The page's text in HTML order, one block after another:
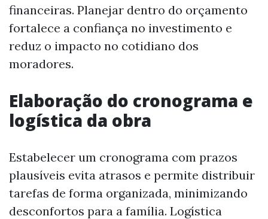
financeiras. Planejar dentro do orçamento
fortalece a confiança no investimento e
reduz o impacto no cotidiano dos
moradores.
Elaboração do cronograma e
logística da obra
Estabelecer um cronograma com prazos
plausíveis evita atrasos e permite distribuir
tarefas de forma organizada, minimizando
desconfortos para a família. Logística